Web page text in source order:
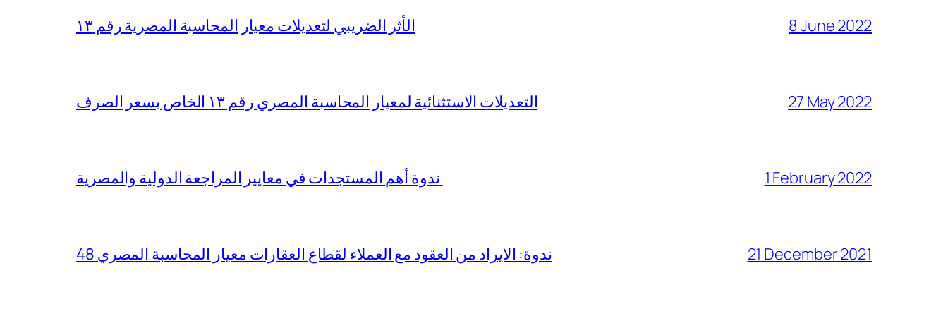
الأثر الضريبي لتعديلات معيار المحاسبة المصرية رقم ١٣ 8 June 2022
التعديلات الاستثنائية لمعيار المحاسبة المصري رقم ١٣ الخاص بسعر الصرف 27 May 2022
1 February 2022
ندوة: الايراد من العقود مع العملاء لقطاع العقارات معيار المحاسبة المصري 48 21 December 2021